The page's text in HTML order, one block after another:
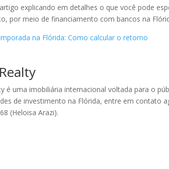
explicando em detalhes o que você pode
por meio de financiamento com bancos na
na Flórida: Como calcular o retorno
é uma imobiliária internacional voltada para o
de investimento na Flórida, entre em contato
(Heloisa Arazi).